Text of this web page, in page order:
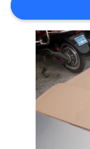
LIÊN
CHÚNG